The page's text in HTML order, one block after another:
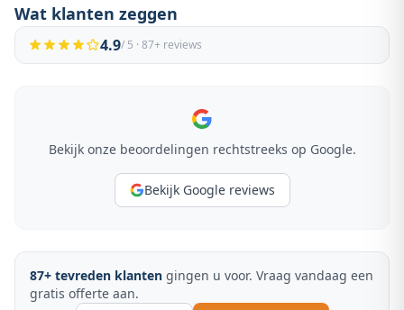
Wat klanten zeggen
4.9/ 5 · 87+ reviews
Bekijk onze beoordelingen rechtstreeks op Google.
Bekijk Google reviews
87+ tevreden klanten gingen u voor. Vraag vandaag een
gratis offerte aan.